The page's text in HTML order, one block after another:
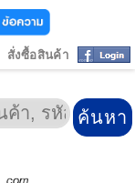
สั่งซื้อสินค้า